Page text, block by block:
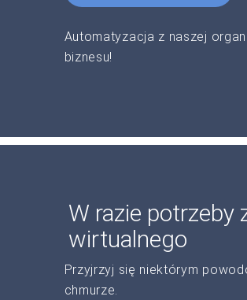
Automatyzacja z naszej
biznesu!
W razie potrzeby
wirtualnego
Przyjrzyj się niektórym
chmurze.